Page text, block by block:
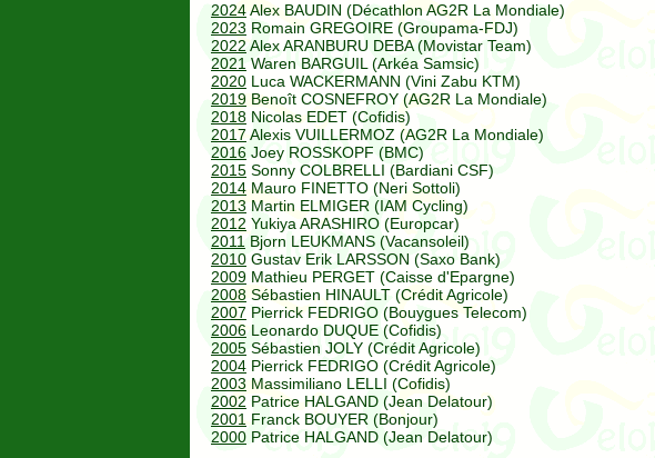
2024Alex BAUDIN (Décathlon AG2R La Mondiale)
2023 Romain GREGOIRE (Groupama-FDJ)
2022 Alex ARANBURU DEBA (Movistar Team)
2021 Waren BARGUIL (Arkéa Samsic)
2020 Luca WACKERMANN (Vini Zabu KTM)
2019 Benoît COSNEFROY (AG2R La Mondiale)
2018 Nicolas EDET (Cofidis)
2017 Alexis VUILLERMOZ (AG2R La Mondiale)
2016 Joey ROSSKOPF (BMC)
2015 Sonny COLBRELLI (Bardiani CSF)
2014 Mauro FINETTO (Neri Sottoli)
2013 Martin ELMIGER (IAM Cycling)
2012 Yukiya ARASHIRO (Europcar)
2011 Bjorn LEUKMANS (Vacansoleil)
2010 Gustav Erik LARSSON (Saxo Bank)
2009 Mathieu PERGET (Caisse d'Epargne)
2008 Sébastien HINAULT (Crédit Agricole)
2007 Pierrick FEDRIGO (Bouygues Telecom)
2006 Leonardo DUQUE (Cofidis)
2005 Sébastien JOLY (Crédit Agricole)
2004 Pierrick FEDRIGO (Crédit Agricole)
2003 Massimiliano LELLI (Cofidis)
2002 Patrice HALGAND (Jean Delatour)
2001 Franck BOUYER (Bonjour)
2000 Patrice HALGAND (Jean Delatour)